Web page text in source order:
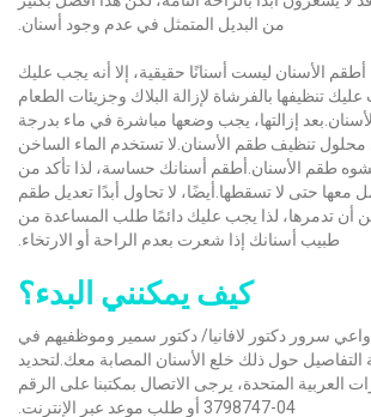
من البديل المتمثل في عدم وجود أسنان.
الأسنان ليست أسنانًا حقيقية، إلا أنه يجب عليك
تنظيفها بالفرشاة لإزالة البلاك وجزيئات الطعام
إزالتها، يجب وضعها مباشرة في ماء بدرجة
محلول تنظيف طقم الأسنان.لا تستخدم الماء الساخن
تشوه طقم الأسنان.أطقم أسنانك حساسة، لذا تأكد من
معها حتى لا تسقطها.أيضًا، لا تحاول أبدًا تعديل طقم
أن تدمرها، لذا يجب عليك دائمًا طلب المساعدة من
طبيب أسنانك إذا شعرت بعدم الراحة أو الارتخاء.
كيف يمكنني البدء؟
سرور دكتور لافانيا/ دكتور سمير وموظفيهم في
حول ذلك خلع الأسنان المصابة معك.لتحديد
العربية المتحدة، يرجى الاتصال بمكتبنا على الرقم
04-3798747 أو طلب موعد عبر الإنترنت.